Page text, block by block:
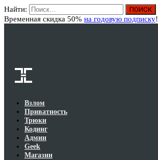
Найти:
Временная скидка 50% на годовую подписку!
Взлом
Приватность
Трюки
Кодинг
Админ
Geek
Магазин